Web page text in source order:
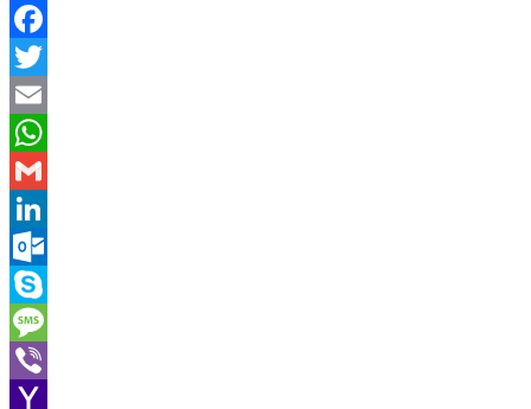
Facebook
Twitter
Email
WhatsApp
Gmail
LinkedIn
Outlook.com
Skype
Message
Viber